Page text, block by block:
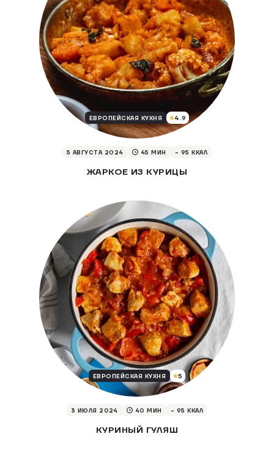
ЕВРОПЕЙСКАЯ КУХНЯ 4.9
5 АВГУСТА 2024 45 МИН ~ 95 ККАЛ
ЖАРКОЕ ИЗ КУРИЦЫ
ЕВРОПЕЙСКАЯ КУХНЯ 5
3 ИЮЛЯ 2024 40 МИН ~ 95 ККАЛ
КУРИНЫЙ ГУЛЯШ